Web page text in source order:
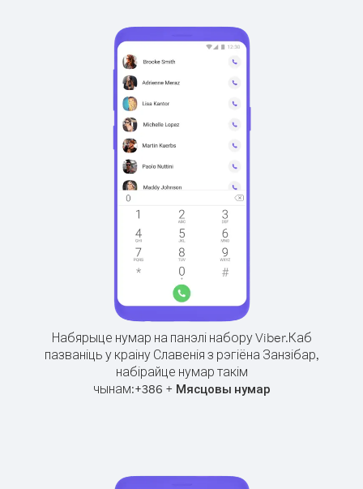
Набярыце нумар на панэлі набору Viber.Каб
пазваніць у краіну Славенія з рэгіёна Занзібар,
набірайце нумар такім
чынам:+386 + Мясцовы нумар